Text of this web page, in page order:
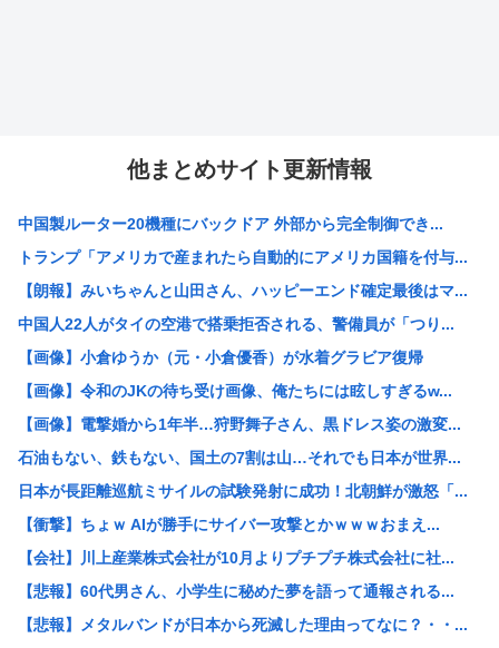
他まとめサイト更新情報
中国製ルーター20機種にバックドア 外部から完全制御でき...
トランプ「アメリカで産まれたら自動的にアメリカ国籍を付与...
【朗報】みいちゃんと山田さん、ハッピーエンド確定最後はマ...
中国人22人がタイの空港で搭乗拒否される、警備員が「つり...
【画像】小倉ゆうか（元・小倉優香）が水着グラビア復帰
【画像】令和のJKの待ち受け画像、俺たちには眩しすぎるw...
【画像】電撃婚から1年半…狩野舞子さん、黒ドレス姿の激変...
石油もない、鉄もない、国土の7割は山…それでも日本が世界...
日本が長距離巡航ミサイルの試験発射に成功！北朝鮮が激怒「...
【衝撃】ちょｗ AIが勝手にサイバー攻撃とかｗｗｗおまえ...
【会社】川上産業株式会社が10月よりプチプチ株式会社に社...
【悲報】60代男さん、小学生に秘めた夢を語って通報される...
【悲報】メタルバンドが日本から死滅した理由ってなに？・・...